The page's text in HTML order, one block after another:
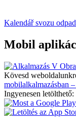
Kalendář svozu
Mobil
Kövesd
mobilalkalmazásban
Ingyenesen letölthető: